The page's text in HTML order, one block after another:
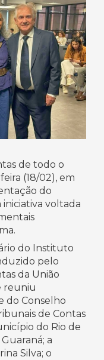
de todo o
(18/02), em
do
voltada
do Instituto
pelo
da União
reuniu
do Conselho
de Contas
do Rio de
a
Silva; o